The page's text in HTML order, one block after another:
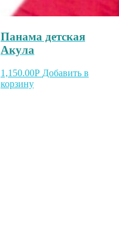
Панама детская
Акула
1,150.00Р Добавить в
корзину